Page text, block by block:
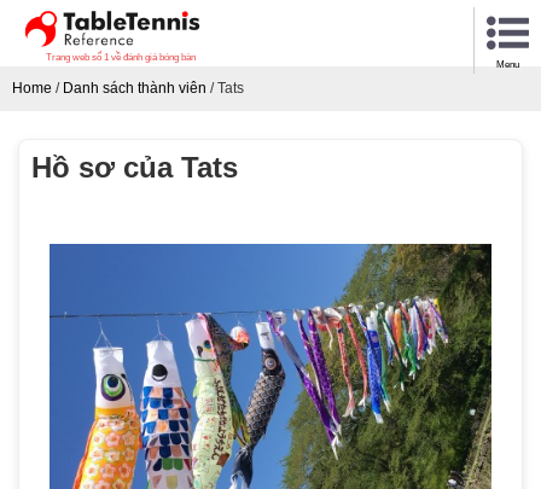
Trang web số 1 về đánh giá bóng bàn
Menu
Home / Danh sách thành viên /Tats
Hồ sơ của Tats